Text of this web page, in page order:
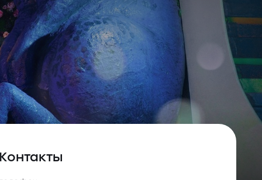
читать далее
Контакты